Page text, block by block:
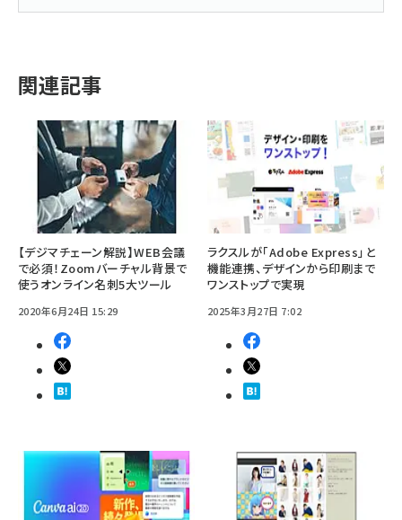
関連記事
【デジマチェーン解説】WEB会議
で必須！Zoomバーチャル背景で
使うオンライン名刺5大ツール
2020年6月24日 15:29
ラクスルが「Adobe Express」と
機能連携、デザインから印刷まで
ワンストップで実現
2025年3月27日 7:02